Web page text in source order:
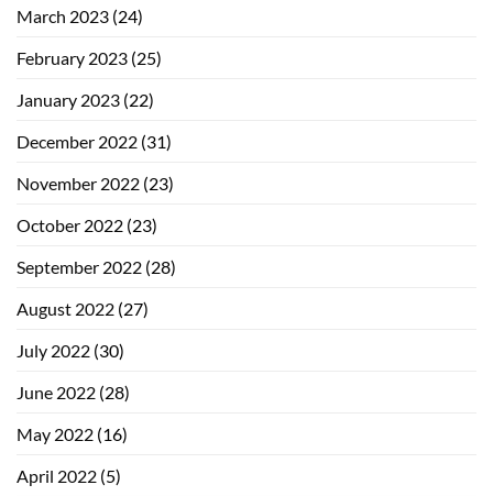
March 2023 (24)
February 2023 (25)
January 2023 (22)
December 2022 (31)
November 2022 (23)
October 2022 (23)
September 2022 (28)
August 2022 (27)
July 2022 (30)
June 2022 (28)
May 2022 (16)
April 2022 (5)